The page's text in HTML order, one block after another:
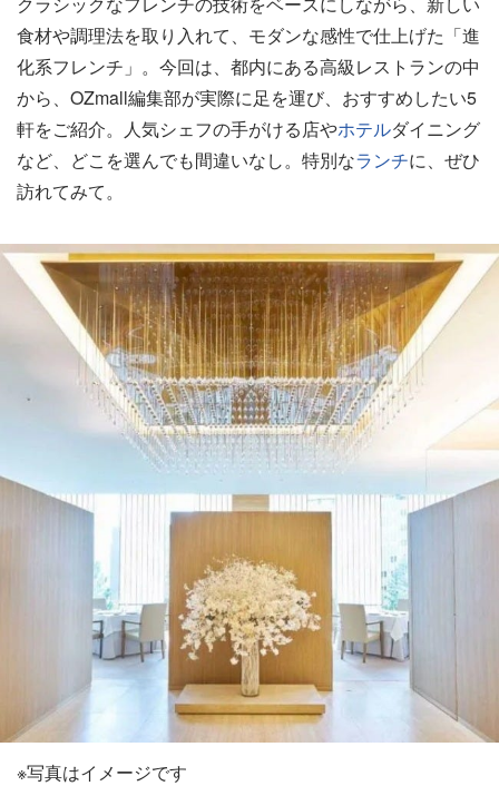
食材や調理法を取り入れて、モダンな感性で仕上げた「進
化系フレンチ」。今回は、都内にある高級レストランの中
から、OZmall編集部が実際に足を運び、おすすめしたい5
軒をご紹介。人気シェフの手がける店やホテルダイニング
など、どこを選んでも間違いなし。特別なランチに、ぜひ
訪れてみて。
※写真はイメージです